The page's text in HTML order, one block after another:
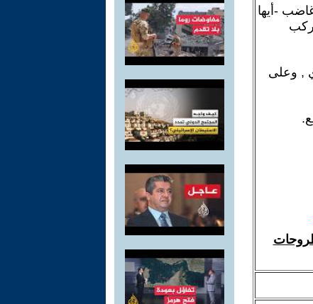
-أيها
, وعلى
الشيوعية 5-20 ، نقد أطروحات